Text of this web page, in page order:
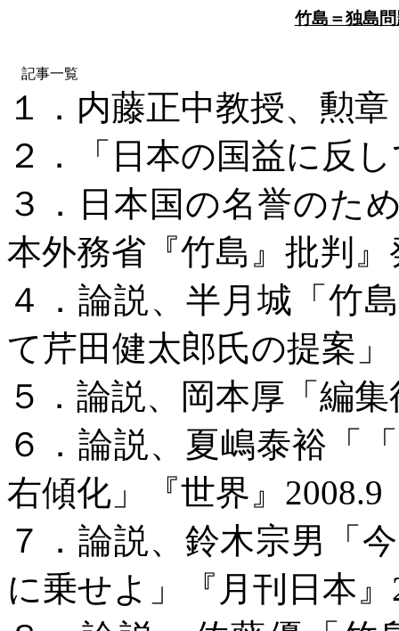
竹島＝独島
記事一覧
１．内藤正中教授、勲
２．「日本の国益に反
３．日本国の名誉のた
本外務省『竹島』批判』
４．論説、半月城「竹
て芹田健太郎氏の提案」
５．論説、岡本厚「編
６．論説、 夏嶋泰裕「
右傾化」
『世界』 2008.9
７．論説、鈴木宗男「
に乗せよ」『月刊日本』